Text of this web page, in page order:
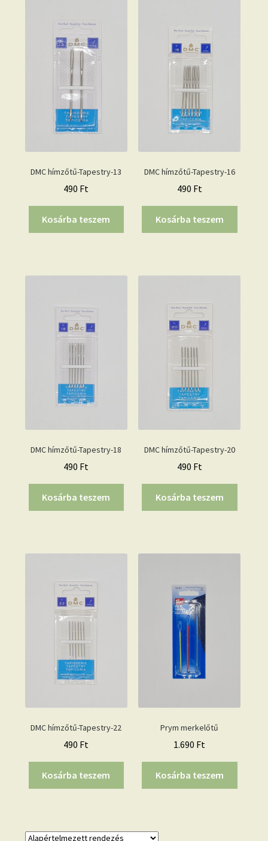
DMC hímzőtű-Tapestry-13
490 Ft
Kosárba teszem
DMC hímzőtű-Tapestry-16
490 Ft
Kosárba teszem
DMC hímzőtű-Tapestry-18
490 Ft
Kosárba teszem
DMC hímzőtű-Tapestry-20
490 Ft
Kosárba teszem
DMC hímzőtű-Tapestry-22
490 Ft
Kosárba teszem
Prym merkelőtű
1.690 Ft
Kosárba teszem